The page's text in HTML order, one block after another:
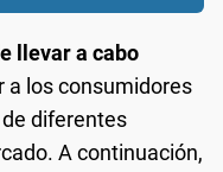
llevar a cabo
a los consumidores
diferentes
A continuación,